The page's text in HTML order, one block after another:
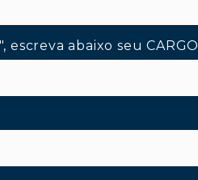
abaixo seu CARGO